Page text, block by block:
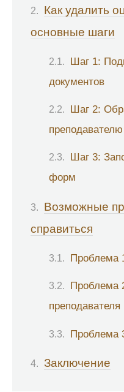
Как удалить
основные шаги
Шаг 1:
документов
Шаг 2:
преподавателю
Шаг 3:
форм
Возможные
справиться
Проблема
Проблема
Проблема
Заключение